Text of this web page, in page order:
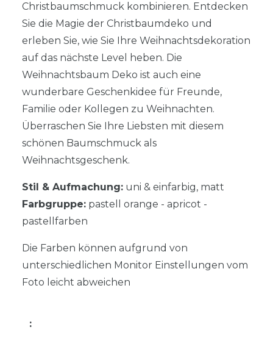
Christbaumschmuck kombinieren. Entdecken
Sie die Magie der Christbaumdeko und
erleben Sie, wie Sie Ihre Weihnachtsdekoration
auf das nächste Level heben. Die
Weihnachtsbaum Deko ist auch eine
wunderbare Geschenkidee für Freunde,
Familie oder Kollegen zu Weihnachten.
Überraschen Sie Ihre Liebsten mit diesem
schönen Baumschmuck als
Weihnachtsgeschenk.
Stil & Aufmachung: uni & einfarbig, matt
Farbgruppe: pastell orange - apricot -
pastellfarben
Die Farben können aufgrund von
unterschiedlichen Monitor Einstellungen vom
Foto leicht abweichen
: